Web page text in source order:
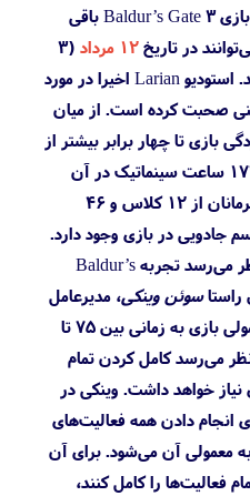
در حال حاضر زمان زیادی تا انتشار بازی Baldur’s Gate 3 باقی
در تاریخ۱۲ مرداد
(۳
آگست) امسال به تجربه آن بپردازند. استودیو Larian اخیرا در مورد
صحبت کرده است. از میان
بازی تا چهار برابر بیشتر از
Divinity: Original Sin 2 و وجود ۱۷۴ ساعت سینماتیک در آن
اشاره کرد. همچنین امکان کنترل قهرمانان از ۱۲ کلاس و ۴۶
با درنظرگرفتن تمام این موارد، به نظر می‌رسد تجربه Baldur’s
سوئن وینکی، مدیرعامل
استودیو لارین، اعلام کرد تجربه معمولی بازی به زمانی بین ۷۵ تا
نظر می‌رسد کامل کردن تمام
خواهد داشت. وینکی در
انجام دادن همه فعالیت‌های
معمولی آن می‌شود. برای آن
فعالیت‌ها را کامل کنند،